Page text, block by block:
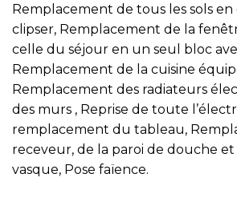
Remplacement de tous les sols en
clipser, Remplacement de la
celle du séjour en un seul bloc
Remplacement de la cuisine
Remplacement des radiateurs
des murs , Reprise de toute
remplacement du tableau,
receveur, de la paroi de douche
vasque, Pose faïence.